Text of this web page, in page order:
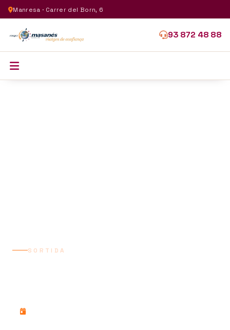
Manresa · Carrer del Born, 6
93 872 48 88
SORTIDA
Dissabte, 20 de febrer de 2027